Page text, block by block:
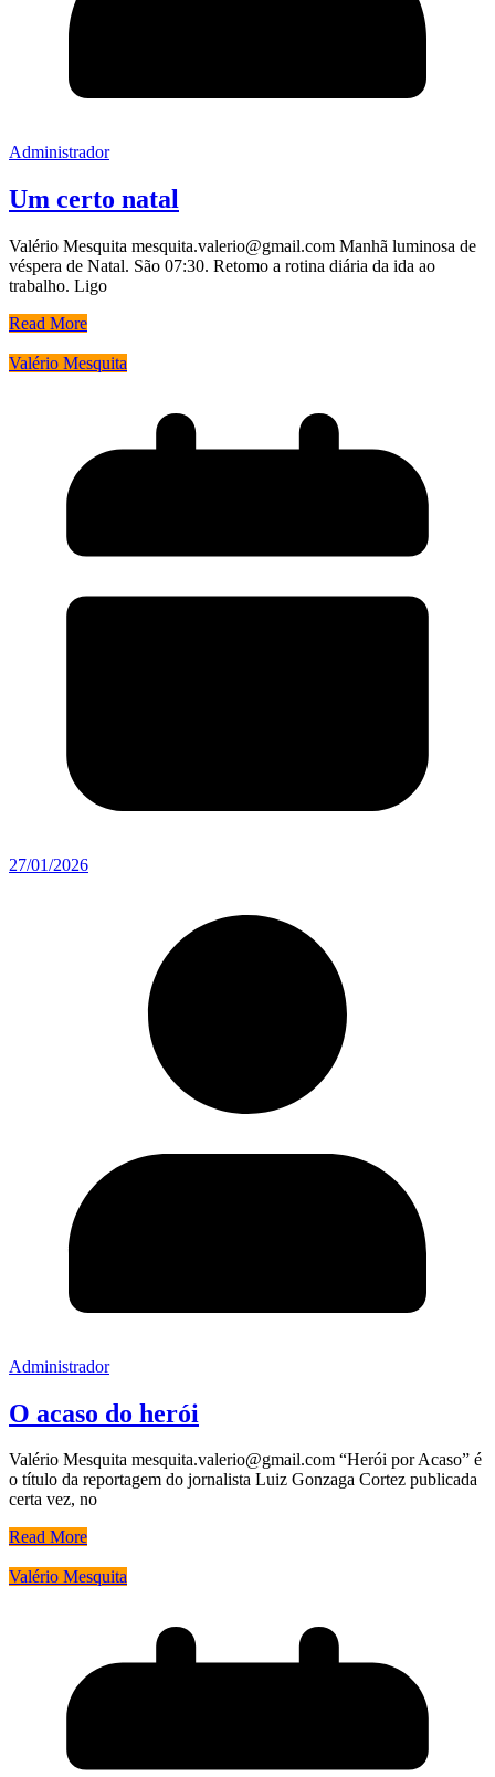
Administrador
Um certo natal
Valério Mesquita mesquita.valerio@gmail.com Manhã luminosa de
véspera de Natal. São 07:30. Retomo a rotina diária da ida ao
trabalho. Ligo
Read More
Valério Mesquita
27/01/2026
Administrador
O acaso do herói
Valério Mesquita mesquita.valerio@gmail.com “Herói por Acaso” é
o título da reportagem do jornalista Luiz Gonzaga Cortez publicada
certa vez, no
Read More
Valério Mesquita